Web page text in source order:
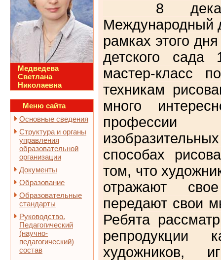
Медведева
Светлана
Николаевна
Меню сайта
Основные сведения
Структура и органы
управления
образовательной
организации
Документы
Образование
Образовательные
стандарты
Руководство.
Педагогический
(научно-
педагогический)
состав
8
Международный
рамках этого
детского
мастер-класс
техникам
много
профессии
способах
том, что
отражают
передают свои
Ребята
репродукции
художников,